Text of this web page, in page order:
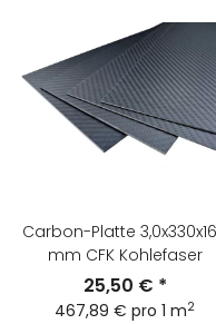
Carbon-Platte
mm CFK Kohlefaser
25,50 € *
467,89 € pro 1 m2